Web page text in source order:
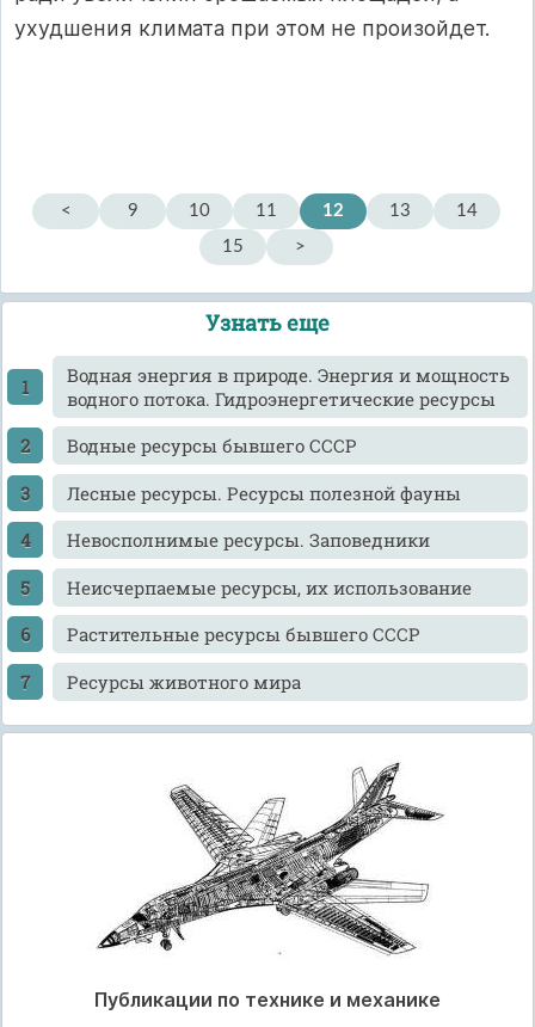
ухудшения климата при этом не произойдет.
< 9 10 11 12 13
14
15
>
Узнать еще
Водная энергия в природе. Энергия и мощность
водного потока. Гидроэнергетические ресурсы
Водные ресурсы бывшего СССР
Лесные ресурсы. Ресурсы полезной фауны
Невосполнимые ресурсы. Заповедники
Неисчерпаемые ресурсы, их использование
Растительные ресурсы бывшего СССР
Ресурсы животного мира
Публикации по технике и механике